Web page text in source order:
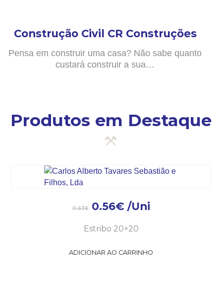
Construção Civil CR Construções
Pensa em construir uma casa? Não sabe quanto
custará construir a sua…
Produtos em Destaque
0.63€ 0.56€ /Uni
Estribo 20×20
ADICIONAR AO CARRINHO